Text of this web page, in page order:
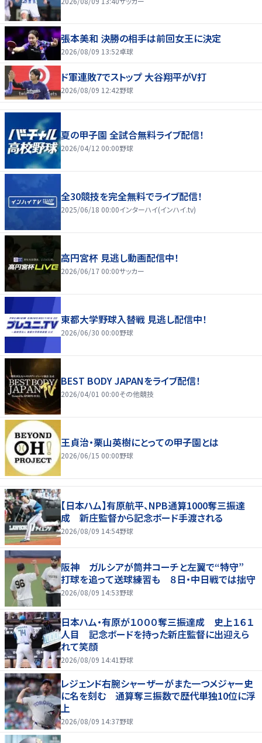
張本美和 決勝の相手は前回女王に決定
2026/08/09 13:52卓球
ド軍連敗7でストップ 大谷翔平がV打
2026/08/09 12:42野球
夏の甲子園 全試合無料ライブ配信！
2026/04/12 00:00野球
全30競技を完全無料でライブ配信！
2025/06/18 00:00インターハイ(インハイ.tv)
高円宮杯 見逃し動画配信中！
2026/06/17 00:00サッカー
東都大学野球入替戦 見逃し配信中！
2026/06/30 00:00野球
BEST BODY JAPANをライブ配信！
2026/04/01 00:00その他競技
王貞治・栗山英樹にとっての甲子園とは
2026/06/15 00:00野球
【日本ハム】有原航平、NPB通算1000奪三振達
成 新庄監督から記念ボード手渡される
2026/08/09 14:54野球
阪神 ガルシアが筒井コーチと左翼で“特守”
打球を追って送球練習も ８日・中日戦では拙守
2026/08/09 14:53野球
日本ハム・有原が１０００奪三振達成 史上１６１
人目 記念ボードを持った新庄監督に出迎えら
れて笑顔
2026/08/09 14:41 野球
レジェンド右腕シャーザーがまた一つメジャー史
に名を刻む 通算奪三振数で歴代単独10位に浮
上
2026/08/09 14:37野球